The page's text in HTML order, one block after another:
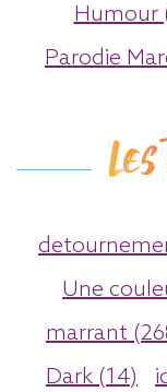
Humour
Parodie
Une
marrant
Dark (14)